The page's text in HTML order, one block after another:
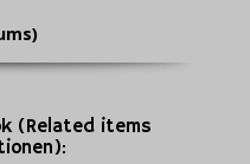
(Related items